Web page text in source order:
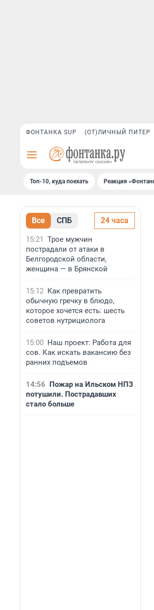
ФОНТАНКА SUP (ОТ)ЛИЧНЫЙ ПИТЕР
Топ-10, куда поехать Реакция
Все СПБ 24 часа
15:21 Трое мужчин
пострадали от атаки в
Белгородской области,
женщина — в Брянской
15:12 Как превратить
обычную гречку в блюдо,
которое хочется есть: шесть
советов нутрициолога
15:00 Наш проект: Работа для
сов. Как искать вакансию без
ранних подъемов
14:56 Пожар на Ильском НПЗ
потушили. Пострадавших
стало больше